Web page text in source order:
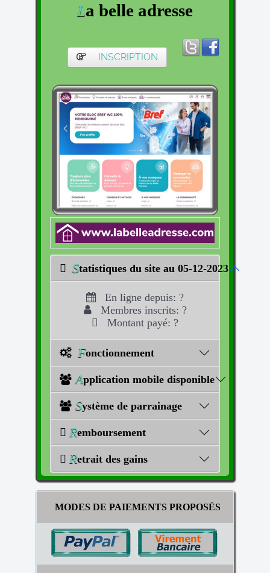
La belle adresse
INSCRIPTION
Statistiques du site au 05-12-2023
En ligne depuis: ?
Membres inscrits: ?
Montant payé: ?
Fonctionnement
Application mobile disponible
Système de parrainage
Remboursement
Retrait des gains
MODES DE PAIEMENTS PROPOSÉS